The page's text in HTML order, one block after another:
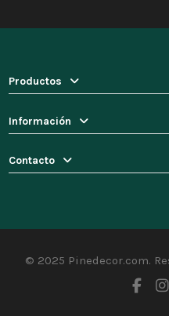
Productos
Información
Contacto
© 2025 Pinedecor.com.